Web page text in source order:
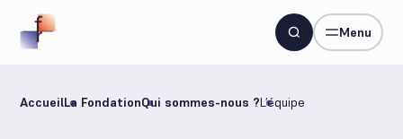
Menu
AccueilLa FondationQui sommes-nous ?L’équipe